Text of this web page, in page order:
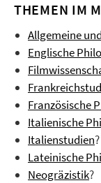
THEMEN IM
Allgemeine
Englische
Französische
Italienische
Italienstudien?
Lateinische
Neogräzistik?